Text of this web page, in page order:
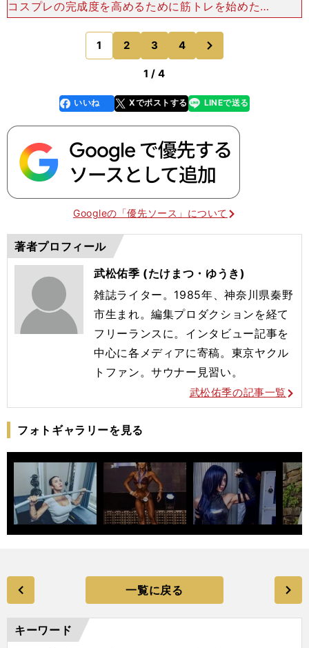
コスプレの完成度を高めるために筋トレを始めた、
と。 部活をやってた時は食べても食べても太らな
かったのに、専門学生時代はかなり太って筋肉もな
にもないのに5
1 2 3 4
のページへ
1 / 4
faceboo
k
いいね Xでポストする
line LINEで送る
Googleの「優先ソース」について
著者プロフィール
武松佑季 (たけまつ・ゆうき)
雑誌ライター。1985年、神奈川県秦野
市生まれ。編集プロダクションを経て
フリーランスに。インタビュー記事を
中心に各メディアに寄稿。東京ヤクル
トファン。サウナー見習い。
武松佑季の記事一覧
フォトギャラリーを見る
一覧に戻る
キーワード